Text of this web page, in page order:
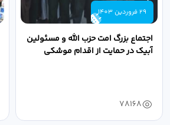
29 فروردین 1403
اجتماع بزرگ امت حزب الله و مسئولین
آبیک در حمایت از اقدام موشکی
78168